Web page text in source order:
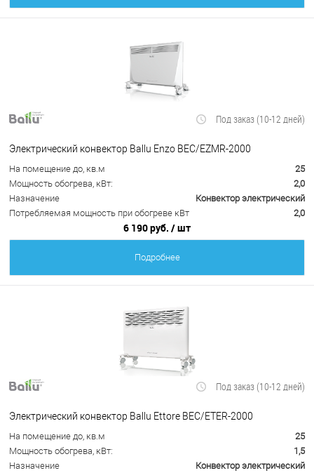
Под заказ (10-12 дней)
Электрический конвектор Ballu Enzo BEC/EZMR-2000
На помещение до, кв.м
25
Мощность обогрева, кВт:
2,0
Назначение
Конвектор электрический
Потребляемая мощность при обогреве кВт
2,0
6 190 руб. / шт
Подробнее
Под заказ (10-12 дней)
Электрический конвектор Ballu Ettore BEC/ETER-2000
На помещение до, кв.м
25
Мощность обогрева, кВт:
1,5
Назначение
Конвектор электрический